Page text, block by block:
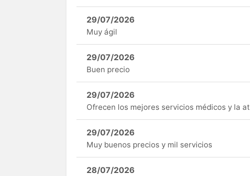
29/07/2026
Muy ágil
29/07/2026
Buen precio
29/07/2026
Ofrecen los mejores servicios médicos y la
29/07/2026
Muy buenos precios y mil servicios
28/07/2026